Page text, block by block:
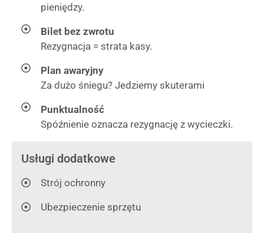
pieniędzy.
Bilet bez zwrotu
Rezygnacja = strata kasy.
Plan awaryjny
Za dużo śniegu? Jedziemy skuterami
Punktualność
Spóźnienie oznacza rezygnację z wycieczki.
Usługi dodatkowe
Strój ochronny
Ubezpieczenie sprzętu